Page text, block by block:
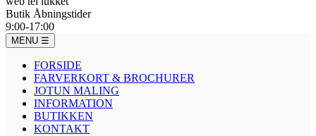
Butik Åbningstider
9:00-17:00
MENU ☰
FORSIDE
FARVERKORT & BROCHURER
JOTUN MALING
INFORMATION
BUTIKKEN
KONTAKT